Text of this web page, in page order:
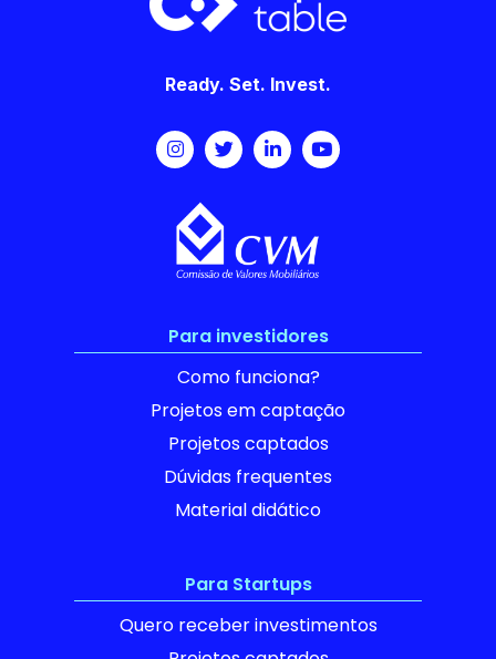
Ready. Set. Invest.
Para investidores
Como funciona?
Projetos em captação
Projetos captados
Dúvidas frequentes
Material didático
Para Startups
Quero receber investimentos